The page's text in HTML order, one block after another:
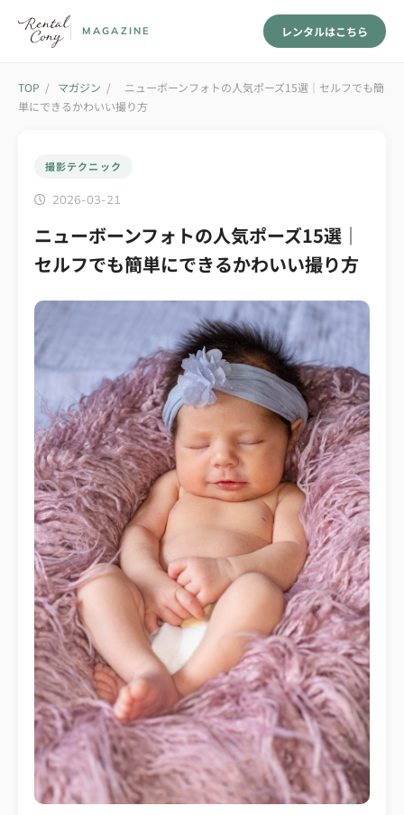
MAGAZINE レンタルはこちら
TOP / マガジン /
ニューボーンフォトの人気ポーズ15選｜セルフでも簡
単にできるかわいい撮り方
撮影テクニック
2026-03-21
ニューボーンフォトの人気ポーズ15選｜
セルフでも簡単にできるかわいい撮り方